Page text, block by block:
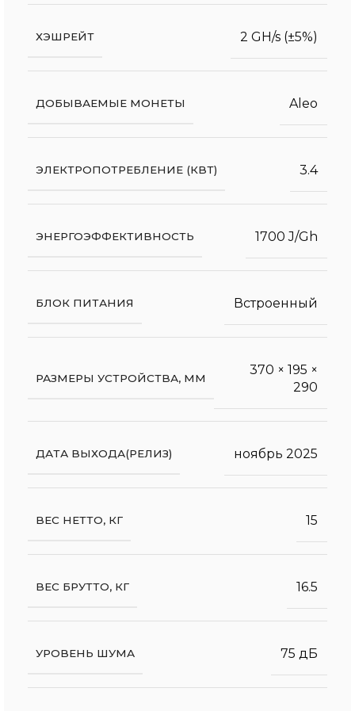
ХЭШРЕЙТ 2 GH/s (±5%)
ДОБЫВАЕМЫЕ МОНЕТЫ Aleo
ЭЛЕКТРОПОТРЕБЛЕНИЕ (КВТ) 3.4
ЭНЕРГОЭФФЕКТИВНОСТЬ 1700 J/Gh
БЛОК ПИТАНИЯ Встроенный
РАЗМЕРЫ УСТРОЙСТВА, ММ
370 × 195 ×
290
ДАТА ВЫХОДА(РЕЛИЗ) ноябрь 2025
ВЕС НЕТТО, КГ 15
ВЕС БРУТТО, КГ 16.5
УРОВЕНЬ ШУМА 75 дБ